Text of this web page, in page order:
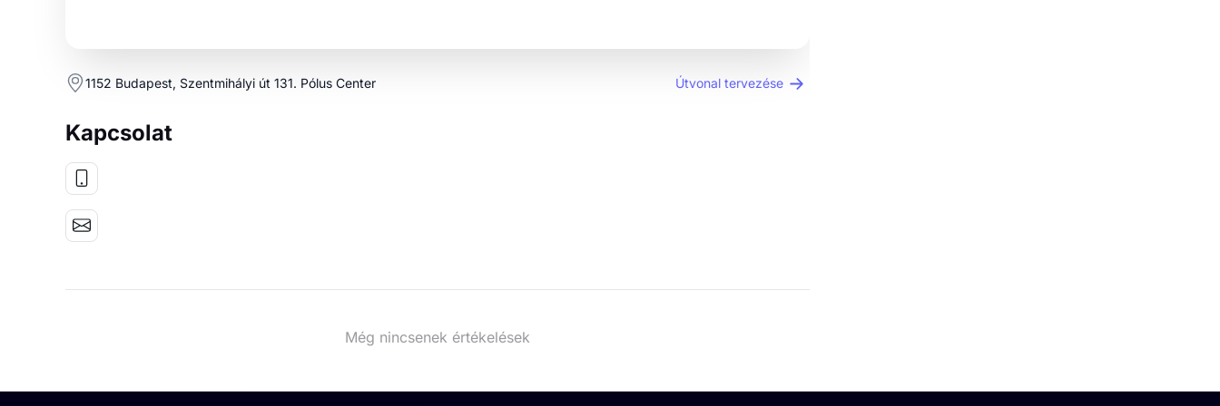
1152 Budapest, Szentmihályi út 131. Pólus Center Útvonal tervezése
Kapcsolat
Még nincsenek értékelések